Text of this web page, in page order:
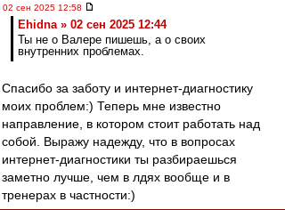
02 сен 2025 12:58
Ehidna » 02 сен 2025 12:44
Ты не о Валере пишешь, а о своих
внутренних проблемах.
Спасибо за заботу и интернет-диагностику
моих проблем:) Теперь мне известно
направление, в котором стоит работать над
собой. Выражу надежду, что в вопросах
интернет-диагностики ты разбираешься
заметно лучше, чем в лдях вообще и в
тренерах в частности:)